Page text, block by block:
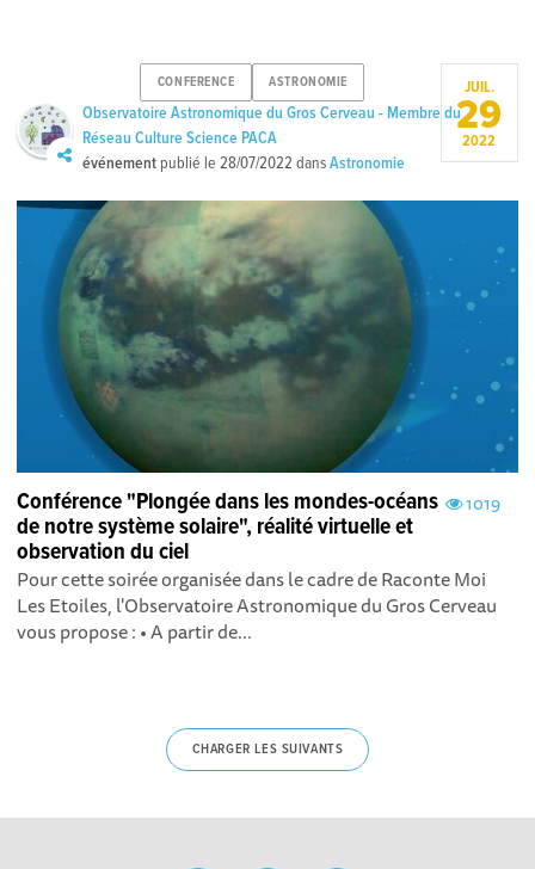
CONFERENCE ASTRONOMIE
Observatoire Astronomique du Gros Cerveau - Membre du
Réseau Culture Science PACA
événement publié le28/07/2022 dansAstronomie
JUIL.
29
2022
1019
Conférence "Plongée dans les mondes-océans
de notre système solaire", réalité virtuelle et
observation du ciel
Pour cette soirée organisée dans le cadre de Raconte Moi
Les Etoiles, l'Observatoire Astronomique du Gros Cerveau
vous propose : • A partir de...
CHARGER LES SUIVANTS